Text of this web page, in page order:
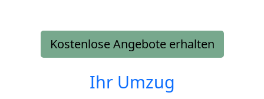
Kostenlose Angebote erhalten
Ihr Umzug